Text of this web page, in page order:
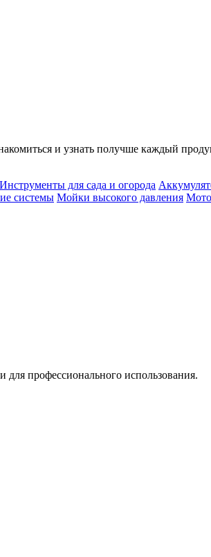
и узнать получше каждый
Инструменты для сада и огорода
системы Мойки высокого давления
для профессионального использования.